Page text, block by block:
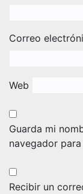
Correo
Web
Guarda mi
navegador
Recibir un